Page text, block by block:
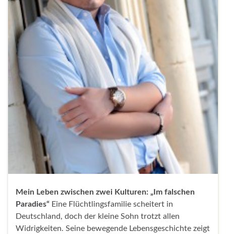
Mein Leben zwischen zwei Kulturen: „Im falschen
Paradies“ Eine Flüchtlingsfamilie scheitert in
Deutschland, doch der kleine Sohn trotzt allen
Widrigkeiten. Seine bewegende Lebensgeschichte zeigt